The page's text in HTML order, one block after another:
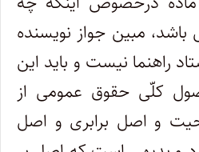
مبین جواز نویسنده
راهنما نیست و باید این
کلّی حقوق عمومی از
و اصل برابری و اصل